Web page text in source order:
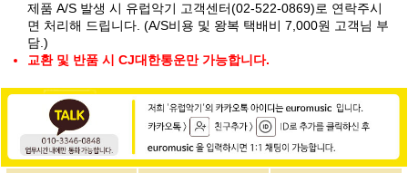
제품 A/S 발생 시 유럽악기 고객센터(02-522-0869)로 연락주시
면 처리해 드립니다. (A/S비용 및 왕복 택배비 7,000원 고객님 부
담.)
교환 및 반품 시 CJ대한통운만 가능합니다.